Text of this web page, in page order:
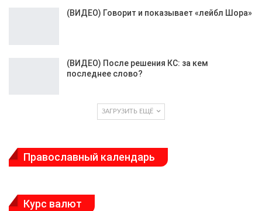
(ВИДЕО) Говорит и показывает «лейбл Шора»
(ВИДЕО) После решения КС: за кем
последнее слово?
ЗАГРУЗИТЬ ЕЩЁ
Православный календарь
Курс валют